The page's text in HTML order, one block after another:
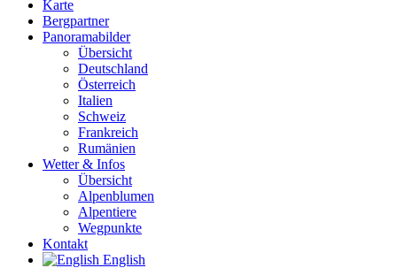
Karte
Bergpartner
Panoramabilder
Übersicht
Deutschland
Österreich
Italien
Schweiz
Frankreich
Rumänien
Wetter & Infos
Übersicht
Alpenblumen
Alpentiere
Wegpunkte
Kontakt
English